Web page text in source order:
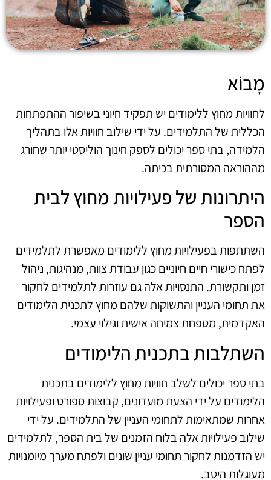
מָבוֹא
לחוויות מחוץ ללימודים יש תפקיד חיוני בשיפור ההתפתחות
הכללית של התלמידים. על ידי שילוב חוויות אלו בתהליך
הלמידה, בתי ספר יכולים לספק חינוך הוליסטי יותר שחורג
מההוראה המסורתית בכיתה.
היתרונות של פעילויות מחוץ לבית
הספר
השתתפות בפעילויות מחוץ ללימודים מאפשרת לתלמידים
לפתח כישורי חיים חיוניים כגון עבודת צוות, מנהיגות, ניהול
זמן ותקשורת. התנסויות אלה גם עוזרות לתלמידים לחקור
את תחומי העניין והתשוקות שלהם מחוץ לתכנית הלימודים
האקדמית, מטפחת צמיחה אישית וגילוי עצמי.
השתלבות בתכנית הלימודים
בתי ספר יכולים לשלב חוויות מחוץ ללימודים בתכנית
הלימודים על ידי הצעת מועדונים, קבוצות ספורט ופעילויות
אחרות שמתאימות לתחומי העניין של התלמידים. על ידי
שילוב פעילויות אלה בלוח הזמנים של בית הספר, לתלמידים
יש הזדמנות לחקור תחומי עניין שונים ולפתח מערך מיומנויות
מעוגלות היטב.